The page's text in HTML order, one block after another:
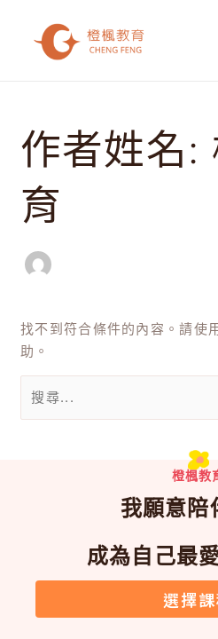
作者姓名:
育
找不到符合條件的內容。請使
助。
關
橙楓教
我願意陪
成為自己最
選擇